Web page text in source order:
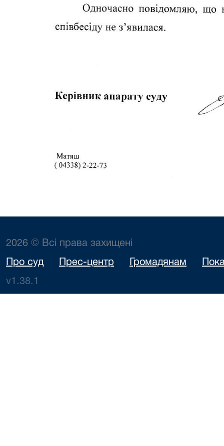
2026 © Всі права захищені
Про суд Прес-центр Громадянам
v1.38.1